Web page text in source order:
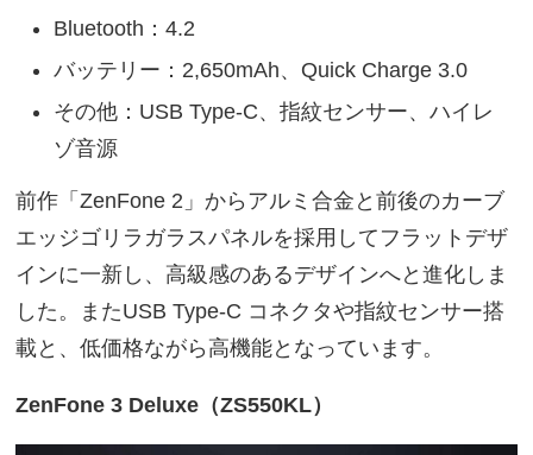
Bluetooth：4.2
バッテリー：2,650mAh、Quick Charge 3.0
その他：USB Type-C、指紋センサー、ハイレ
ゾ音源
前作「ZenFone 2」からアルミ合金と前後のカーブ
エッジゴリラガラスパネルを採用してフラットデザ
インに一新し、高級感のあるデザインへと進化しま
した。またUSB Type-C コネクタや指紋センサー搭
載と、低価格ながら高機能となっています。
ZenFone 3 Deluxe（ZS550KL）